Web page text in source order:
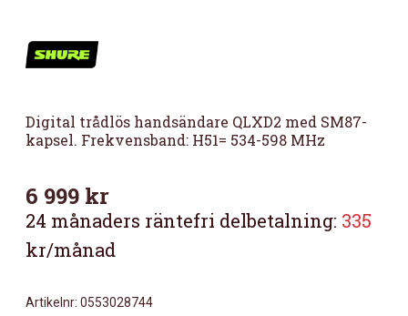
Digital trådlös handsändare QLXD2 med SM87-
kapsel. Frekvensband: H51= 534-598 MHz
6 999 kr
24 månaders räntefri delbetalning: 335
kr/månad
Artikelnr: 0553028744